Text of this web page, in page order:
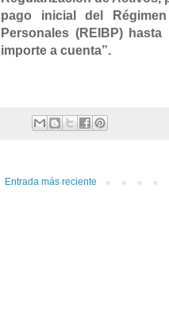
pago inicial del
Personales (REIBP)
importe a cuenta”.
Entrada más reciente